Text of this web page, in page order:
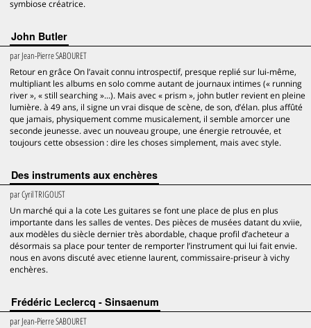
symbiose créatrice.
John Butler
parJean-Pierre SABOURET
Retour en grâce On l’avait connu introspectif, presque replié sur lui-même,
multipliant les albums en solo comme autant de journaux intimes (« running
river », « still searching »...). Mais avec « prism », john butler revient en pleine
lumière. à 49 ans, il signe un vrai disque de scène, de son, d’élan. plus affûté
que jamais, physiquement comme musicalement, il semble amorcer une
seconde jeunesse. avec un nouveau groupe, une énergie retrouvée, et
toujours cette obsession : dire les choses simplement, mais avec style.
Des instruments aux enchères
parCyril TRIGOUST
Un marché qui a la cote Les guitares se font une place de plus en plus
importante dans les salles de ventes. Des pièces de musées datant du xviie,
aux modèles du siècle dernier très abordable, chaque profil d’acheteur a
désormais sa place pour tenter de remporter l’instrument qui lui fait envie.
nous en avons discuté avec etienne laurent, commissaire-priseur à vichy
enchères.
Frédéric Leclercq - Sinsaenum
parJean-Pierre SABOURET